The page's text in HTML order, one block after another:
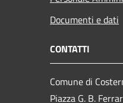
Documenti e dati
CONTATTI
Comune di
Piazza G. B.